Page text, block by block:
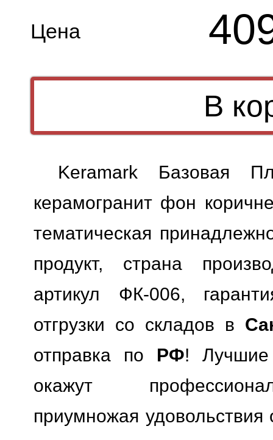
Цена
Keramark Базовая
керамогранит фон
тематическая
продукт, страна
артикул ФК-006,
отгрузки со складов в
отправка по РФ! Лучшие
окажут
приумножая